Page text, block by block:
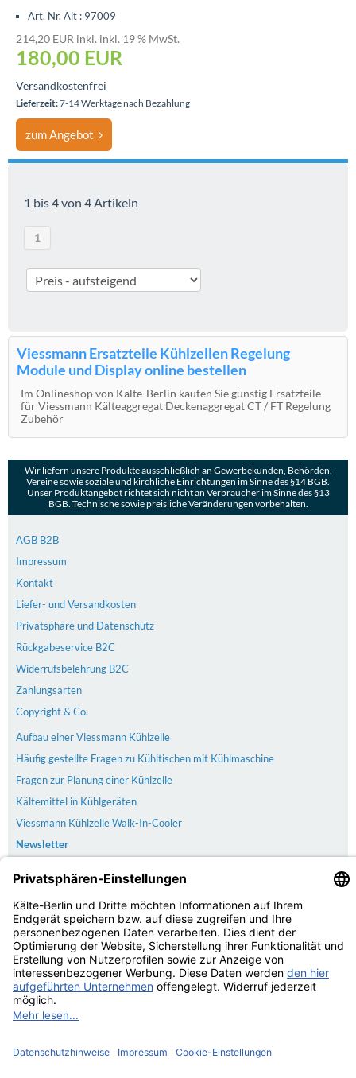
Art. Nr. Alt : 97009
214,20 EUR inkl. inkl. 19 % MwSt.
180,00 EUR
Versandkostenfrei
Lieferzeit:7-14 Werktage nach Bezahlung
zum Angebot
1 bis 4 von 4 Artikeln
1
Viessmann Ersatzteile Kühlzellen Regelung
Module und Display online bestellen
Im Onlineshop von Kälte-Berlin kaufen Sie günstig Ersatzteile
für Viessmann Kälteaggregat Deckenaggregat CT / FT Regelung
Zubehör
Wir liefern unsere Produkte ausschließlich an Gewerbekunden, Behörden,
Vereine sowie soziale und kirchliche Einrichtungen im Sinne des §14 BGB.
Unser Produktangebot richtet sich nicht an Verbraucher im Sinne des §13
BGB. Technische sowie preisliche Veränderungen vorbehalten.
AGB B2B
Impressum
Kontakt
Liefer- und Versandkosten
Privatsphäre und Datenschutz
Rückgabeservice B2C
Widerrufsbelehrung B2C
Zahlungsarten
Copyright & Co.
Aufbau einer Viessmann Kühlzelle
Häufig gestellte Fragen zu Kühltischen mit Kühlmaschine
Fragen zur Planung einer Kühlzelle
Kältemittel in Kühlgeräten
Viessmann Kühlzelle Walk-In-Cooler
Newsletter
Der Versand erfolgt kostenlos & versichert ab 100€ Bestellwert
Zahlarten
PayPal | Rechnung | Kreditkarte | Vorkasse
Kundenbewertungen von Trusted Shops
4.75/5.00 bei 20Bewertungen
Kaelte-Berlin.com Kundenbewertungen | Trusted Shops
© Kälte-Berlin Inhaber: Christian Berg 2026